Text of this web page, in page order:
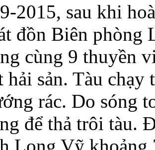
2015, sau khi
đồn Biên phòng
cùng 9 thuyền
hải sản. Tàu
rác. Do sóng
để thả trôi tàu.
Long Vỹ